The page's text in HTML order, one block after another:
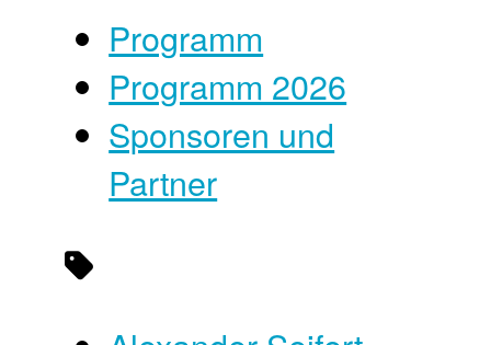
Programm
Programm 2026
Sponsoren und
Partner